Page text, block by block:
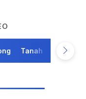
Tanah Bumbu